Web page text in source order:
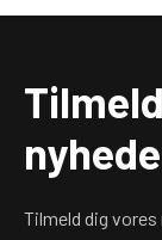
Tilmeld dig